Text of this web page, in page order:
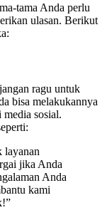
tama Anda perlu
ulasan. Berikut
ragu untuk
bisa melakukannya
media sosial.
layanan
jika Anda
Anda
kami